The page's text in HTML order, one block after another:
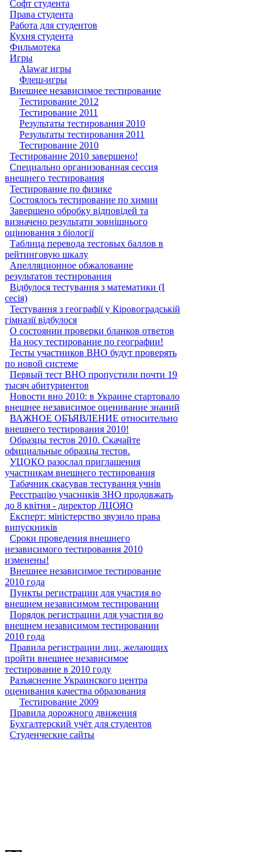
Софт студента
Права студента
Работа для студентов
Кухня студента
Фильмотека
Игры
Alawar игры
Флеш-игры
Внешнее независимое тестирование
Тестирование 2012
Тестирование 2011
Результаты тестирования 2010
Результаты тестирования 2011
Тестирование 2010
Тестирование 2010 завершено!
Специально организованная сессия
внешнего тестирования
Тестирование по физике
Состоялось тестирование по химии
Завершено обробку відповідей та
визначено результати зовнішнього
оцінювання з біології
Таблица перевода тестовых баллов в
рейтинговую шкалу
Апелляционное обжалование
результатов тестирования
Відбулося тестування з математики (І
сесія)
Тестування з географії у Кіровоградській
гімназії відбулося
О состоянии проверки бланков ответов
На носу тестирование по географии!
Тесты участников ВНО будут проверять
по новой системе
Первый тест ВНО пропустили почти 19
тысяч абитуриентов
Новости вно 2010: в Украине стартовало
внешнее независимое оценивание знаний
ВАЖНОЕ ОБЪЯВЛЕНИЕ относительно
внешнего тестирования 2010!
Образцы тестов 2010. Скачайте
официальные образцы тестов.
УЦОКО разослал приглашения
участникам внешнего тестирования
Табачник скасував тестування учнів
Реєстрацію учасників ЗНО продовжать
до 8 квітня - директор ЛЦОЯО
Експерт: міністерство звузило права
випускників
Сроки проведения внешнего
независимого тестирования 2010
изменены!
Внешнее независимое тестирование
2010 года
Пункты регистрации для участия во
внешнем независимом тестировании
Порядок регистрации для участия во
внешнем независимом тестировании
2010 года
Правила регистрации лиц, желающих
пройти внешнее независимое
тестирование в 2010 году
Разъяснение Украинского центра
оценивания качества образования
Тестирование 2009
Правила дорожного движения
Бухгалтерский учёт для студентов
Студенческие сайты